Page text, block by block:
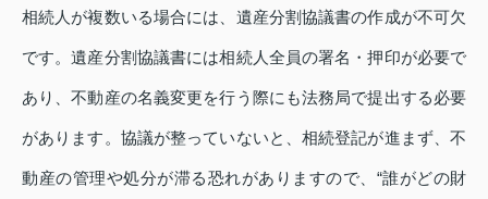
相続人が複数いる場合には、遺産分割協議書の作成が不可欠
です。遺産分割協議書には相続人全員の署名・押印が必要で
あり、不動産の名義変更を行う際にも法務局で提出する必要
があります。協議が整っていないと、相続登記が進まず、不
動産の管理や処分が滞る恐れがありますので、“誰がどの財